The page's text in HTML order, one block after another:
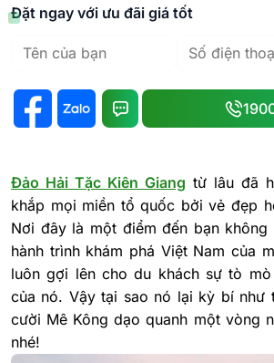
Đặt ngay với ưu đãi giá tốt
Đảo Hải Tặc Kiên Giang từ lâu đã
khắp mọi miền tổ quốc bởi vẻ đẹp
Nơi đây là một điểm đến bạn
hành trình khám phá Việt Nam của
luôn gợi lên cho du khách sự tò
của nó. Vậy tại sao nó lại kỳ bí như
cười Mê Kông dạo quanh một vòng
nhé!